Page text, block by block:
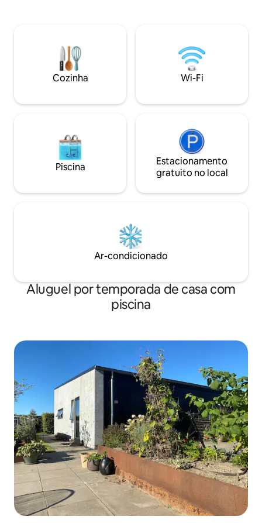
possibilidade de caminhar na florestal.
Estacionamento gratuito e a casa está
localizada a 10 minutos a pé da conexão
de ônibus para o centro de Aarhus. Não
churrasqueira e
pessoas, que é
ano. Há dois quartos (camas de casal) e
três sofás na sala
Cozinha Wi-Fi
Piscina
Estacionamento
gratuito no local
Ar-condicionado
Aluguel por temporada de casa com
piscina